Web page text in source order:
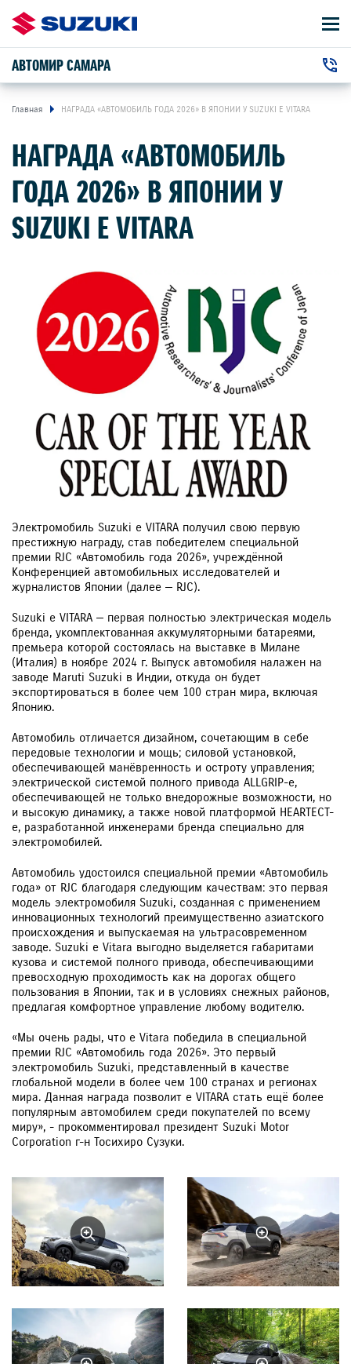
АВТОМИР САМАРА
г. Самара, Авроры улица, 150Е +7 (846) 331-33-22
АВТОМОБИЛИ
ВЛАДЕЛЬЦАМ
О КОМПАНИИ
КОНТАКТЫ
НОВОСТИ
ЗАКАЗАТЬ ЗВОНОК
Главная НАГРАДА «АВТОМОБИЛЬ ГОДА 2026» В ЯПОНИИ У SUZUKI E VITARA
НАГРАДА «АВТОМОБИЛЬ
ГОДА 2026» В ЯПОНИИ У
SUZUKI E VITARA
Электромобиль Suzuki e VITARA получил свою первую
престижную награду, став победителем специальной
премии RJC «Автомобиль года 2026», учреждённой
Конференцией автомобильных исследователей и
журналистов Японии (далее — RJC).
Suzuki e VITARA — первая полностью электрическая модель
бренда, укомплектованная аккумуляторными батареями,
премьера которой состоялась на выставке в Милане
(Италия) в ноябре 2024 г. Выпуск автомобиля налажен на
заводе Maruti Suzuki в Индии, откуда он будет
экспортироваться в более чем 100 стран мира, включая
Японию.
Автомобиль отличается дизайном, сочетающим в себе
передовые технологии и мощь; силовой установкой,
обеспечивающей манёвренность и остроту управления;
электрической системой полного привода ALLGRIP-e,
обеспечивающей не только внедорожные возможности, но
и высокую динамику, а также новой платформой HEARTECT-
e, разработанной инженерами бренда специально для
электромобилей.
Автомобиль удостоился специальной премии «Автомобиль
года» от RJC благодаря следующим качествам: это первая
модель электромобиля Suzuki, созданная с применением
инновационных технологий преимущественно азиатского
происхождения и выпускаемая на ультрасовременном
заводе. Suzuki e Vitara выгодно выделяется габаритами
кузова и системой полного привода, обеспечивающими
превосходную проходимость как на дорогах общего
пользования в Японии, так и в условиях снежных районов,
предлагая комфортное управление любому водителю.
«Мы очень рады, что e Vitara победила в специальной
премии RJC «Автомобиль года 2026». Это первый
электромобиль Suzuki, представленный в качестве
глобальной модели в более чем 100 странах и регионах
мира. Данная награда позволит e VITARA стать ещё более
популярным автомобилем среди покупателей по всему
миру», - прокомментировал президент Suzuki Motor
Corporation г-н Тосихиро Сузуки.